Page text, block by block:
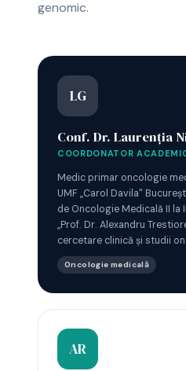
genomic.
LG
Conf. Dr. Laurenția
COORDONATOR
Medic primar oncologie
UMF „Carol Davila"
de Oncologie Medicală II
„Prof. Dr. Alexandru
cercetare clinică și studii
Oncologie medicală
AR